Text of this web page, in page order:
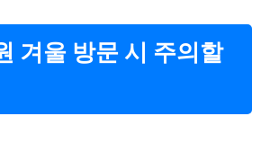
겨울 방문 시 주의할